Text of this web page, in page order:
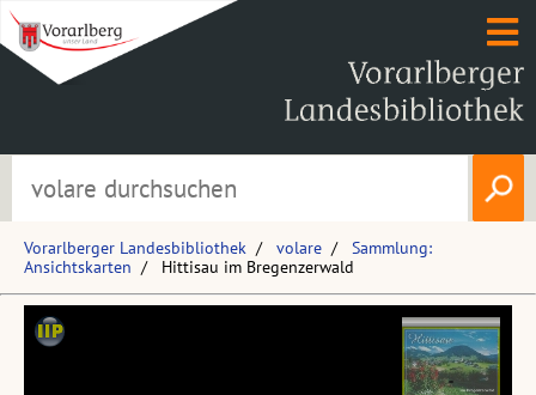
Vorarlberger Landesbibliothek volare
Sammlung:
Ansichtskarten
Hittisau im Bregenzerwald